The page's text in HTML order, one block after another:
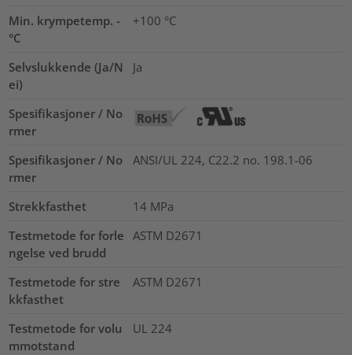
Min. krympetemp. -
°C
+100 °C
Selvslukkende (Ja/N
ei)
Ja
Spesifikasjoner / No
rmer
Spesifikasjoner / No
rmer
ANSI/UL 224, C22.2 no. 198.1-06
Strekkfasthet 14 MPa
Testmetode for forle
ngelse ved brudd
ASTM D2671
Testmetode for stre
kkfasthet
ASTM D2671
Testmetode for volu
mmotstand
UL 224